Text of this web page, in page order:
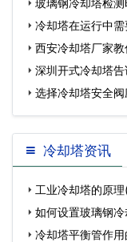
设备玻璃钢冷却塔检
后 冷却塔在运行中
程 西安冷却塔厂家
家 深圳开式冷却塔
选择冷却塔安全
意
冷却塔资讯
工业冷却塔的原
如何设置玻璃钢
冷却塔平衡管作